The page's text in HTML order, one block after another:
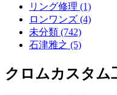
リング修理 (1)
ロンワンズ (4)
未分類 (742)
石津雅之 (5)
クロムカスタム